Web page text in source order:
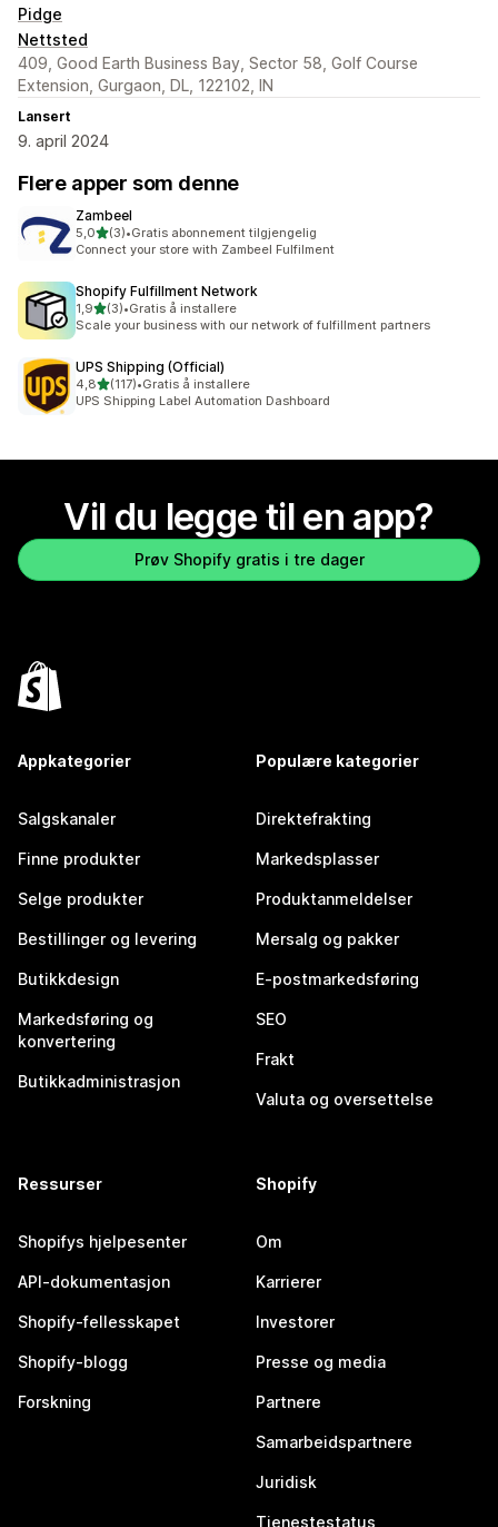
Pidge
Nettsted
409, Good Earth Business Bay, Sector 58, Golf Course
Extension, Gurgaon, DL, 122102, IN
Lansert
9. april 2024
Flere apper som denne
Zambeel
5,0av 5 stjerner
(3)
Totalt 3 omtaler
•Gratis abonnement tilgjengelig
Connect your store with Zambeel Fulfilment
Shopify Fulfillment Network
1,9av 5 stjerner
(3)
Totalt 3 omtaler
•Gratis å installere
Scale your business with our network of fulfillment partners
UPS Shipping (Official)
4,8av 5 stjerner
(117)
Totalt 117 omtaler
•Gratis å installere
UPS Shipping Label Automation Dashboard
Vil du legge til en app?
Prøv Shopify gratis i tre dager
Appkategorier
Salgskanaler
Finne produkter
Selge produkter
Bestillinger og levering
Butikkdesign
Markedsføring og
konvertering
Butikkadministrasjon
Populære kategorier
Direktefrakting
Markedsplasser
Produktanmeldelser
Mersalg og pakker
E-postmarkedsføring
SEO
Frakt
Valuta og oversettelse
Ressurser
Shopifys hjelpesenter
API-dokumentasjon
Shopify-fellesskapet
Shopify-blogg
Forskning
Shopify
Om
Karrierer
Investorer
Presse og media
Partnere
Samarbeidspartnere
Juridisk
Tjenestestatus